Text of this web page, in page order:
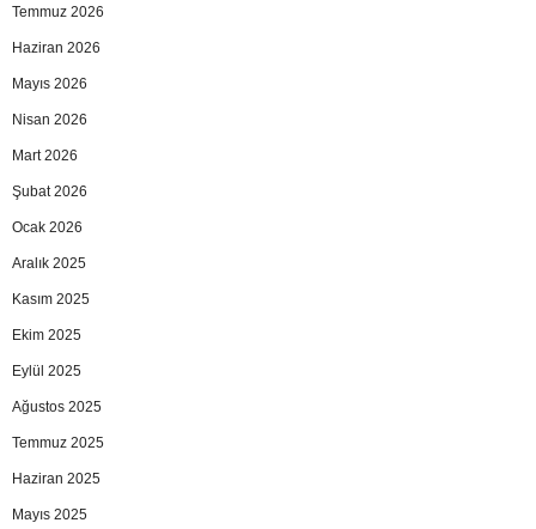
Temmuz 2026
Haziran 2026
Mayıs 2026
Nisan 2026
Mart 2026
Şubat 2026
Ocak 2026
Aralık 2025
Kasım 2025
Ekim 2025
Eylül 2025
Ağustos 2025
Temmuz 2025
Haziran 2025
Mayıs 2025